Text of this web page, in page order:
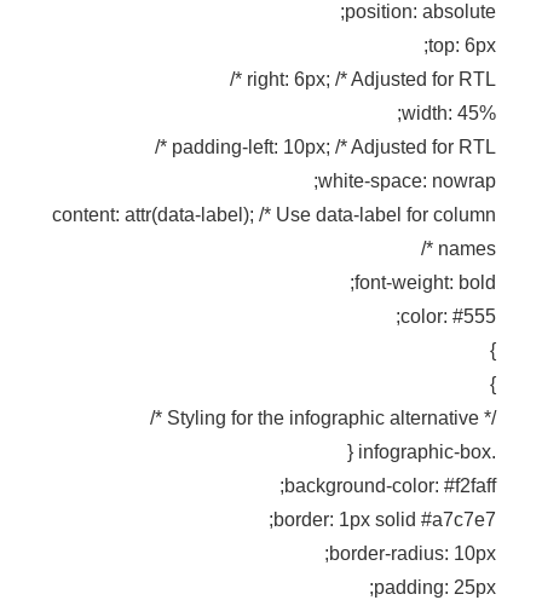
position: absolute;
top: 6px;
right: 6px; /* Adjusted for RTL */
width: 45%;
padding-left: 10px; /* Adjusted for RTL */
white-space: nowrap;
content: attr(data-label); /* Use data-label for column
names */
font-weight: bold;
color: #555;
}
}
/* Styling for the infographic alternative */
.infographic-box {
background-color: #f2faff;
border: 1px solid #a7c7e7;
border-radius: 10px;
padding: 25px;